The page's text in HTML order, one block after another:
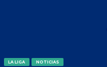
LA LIGA
NOTICIAS